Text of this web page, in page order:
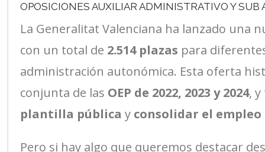
OPOSICIONES AUXILIAR ADMINISTRATIVO Y SUB
La Generalitat Valenciana ha lanzado una
con un total de 2.514 plazas para
administración autonómica. Esta oferta
conjunta de las OEP de 2022, 2023 y 2024,
plantilla pública y consolidar el
Pero si hay algo que queremos destacar